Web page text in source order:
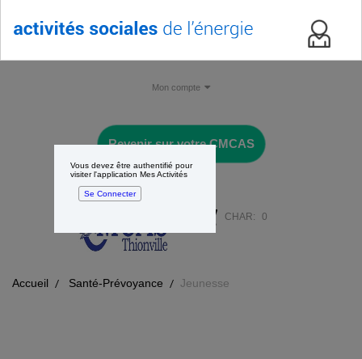
Vous devez être authentifié pour
visiter l'application Mes Activités
Se Connecter
Mon compte
Revenir sur votre CMCAS
CHAR: 0
Accueil Santé-Prévoyance Jeunesse